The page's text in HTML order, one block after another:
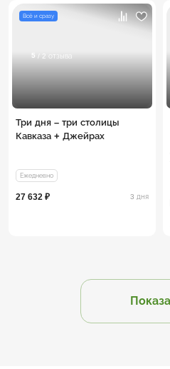
Всё и сразу
5 / 2 отзыва
Три дня – три столицы
Кавказа + Джейрах
Ежедневно
27 632 ₽ 3 дня